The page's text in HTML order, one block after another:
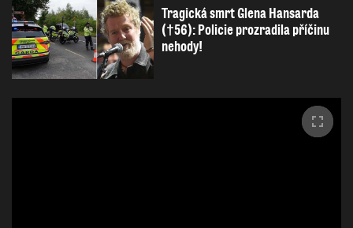
Tragická smrt Glena Hansarda
(†56): Policie prozradila příčinu
nehody!